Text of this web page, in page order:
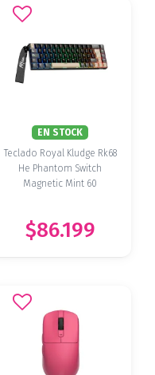
EN STOCK
Teclado Royal Kludge Rk68
He Phantom Switch
Magnetic Mint 60
$86.199